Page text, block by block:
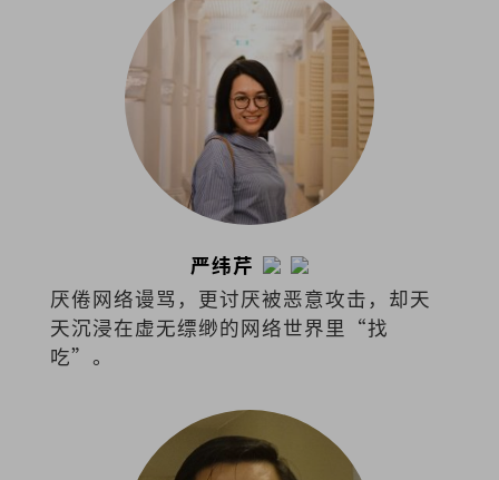
严纬芹
厌倦网络谩骂，更讨厌被恶意攻击，却天
天沉浸在虚无缥缈的网络世界里“找
吃”。